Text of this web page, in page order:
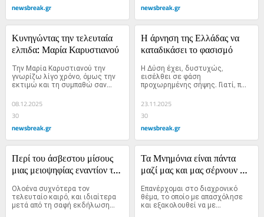
newsbreak.gr newsbreak.gr
Κυνηγώντας την τελευταία
ελπιδα: Μαρία Καρυστιανού
Την Μαρία Καρυστιανού την
γνωρίζω λίγο χρόνο, όμως την
εκτιμώ και τη συμπαθώ σαν...
08.12.2025
30
newsbreak.gr
Η άρνηση της Ελλάδας να
καταδικάσει το φασισμό
Η Δύση έχει, δυστυχώς,
εισέλθει σε φάση
προχωρημένης σήψης. Γιατί, πως
αλλιώς να...
23.11.2025
30
newsbreak.gr
Περί του άσβεστου μίσους
μιας μειοψηφίας εναντίον της
Ολοένα συχνότερα τον
τελευταίο καιρό, και ιδιαίτερα
μετά από τη σαφή εκδήλωση...
Τα Μνημόνια είναι πάντα
μαζί μας και μας σέρνουν
Επανέρχομαι στο διαχρονικό
θέμα, το οποίο με απασχόλησε
και εξακολουθεί να με...